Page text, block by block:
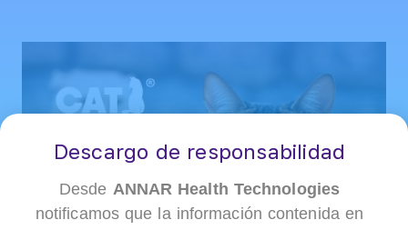
Descargo de responsabilidad
Desde ANNAR Health Technologies
notificamos que la información contenida en